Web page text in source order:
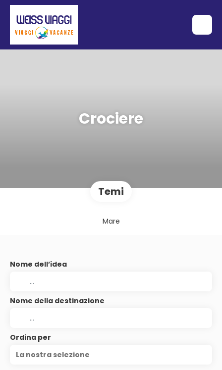
Crociere
Temi
Mare
Nome dell’idea
Nome della destinazione
Ordina per
La nostra selezione